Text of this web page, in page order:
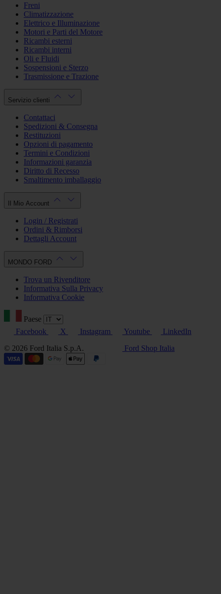
Freni
Climatizzazione
Elettrico e Illuminazione
Motori e Parti del Motore
Ricambi esterni
Ricambi interni
Oli e Fluidi
Sospensioni e Sterzo
Trasmissione e Trazione
Servizio clienti
Contattaci
Spedizioni & Consegna
Restituzioni
Opzioni di pagamento
Termini e Condizioni
Informazioni garanzia
Diritto di Recesso
Smaltimento imballaggio
Il Mio Account
Login / Registrati
Ordini & Rimborsi
Dettagli Account
MONDO FORD
Trova un Rivenditore
Informativa Sulla Privacy
Informativa Cookie
Paese
Facebook
X Instagram Youtube
LinkedIn
© 2026 Ford Italia S.p.A.
Ford Shop Italia